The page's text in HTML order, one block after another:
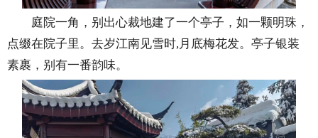
庭院一角，别出心裁地建了一个亭子，如一颗明珠，
点缀在院子里。去岁江南见雪时,月底梅花发。亭子银装
素裹，别有一番韵味。